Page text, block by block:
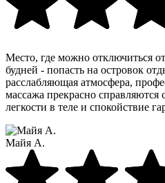
Место, где можно отключиться
будней - попасть на островок
расслабляющая атмосфера,
массажа прекрасно
легкости в теле и спокойствие
Майя А.